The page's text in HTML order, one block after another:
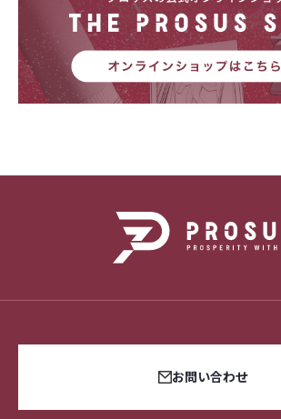
お問い合わせ